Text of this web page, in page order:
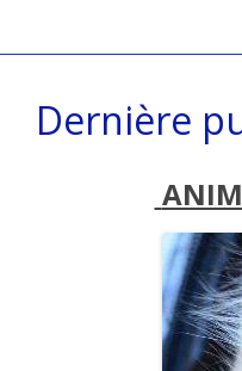
Dernière